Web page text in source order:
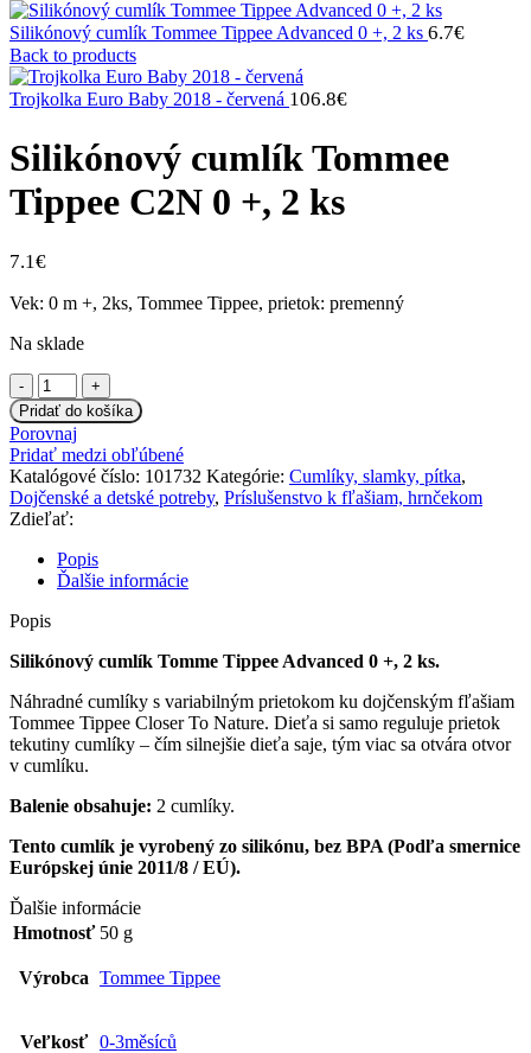
Silikónový cumlík Tommee Tippee Advanced 0 +, 2 ks 6.7€
Back to products
Trojkolka Euro Baby 2018 - červená 106.8€
Silikónový cumlík Tommee
Tippee C2N 0 +, 2 ks
7.1€
Vek: 0 m +, 2ks, Tommee Tippee, prietok: premenný
Na sklade
množstvo
Silikónový
cumlík
Tommee
Tippee
C2N
0
+,
2
ks
Pridať do košíka
Porovnaj
Pridať medzi obľúbené
Katalógové číslo: 101732 Kategórie: Cumlíky, slamky, pítka,
Dojčenské a detské potreby, Príslušenstvo k fľašiam, hrnčekom
Zdieľať:
Popis
Ďalšie informácie
Popis
Silikónový cumlík Tomme Tippee Advanced 0 +, 2 ks.
Náhradné cumlíky s variabilným prietokom ku dojčenským fľašiam
Tommee Tippee Closer To Nature. Dieťa si samo reguluje prietok
tekutiny cumlíky – čím silnejšie dieťa saje, tým viac sa otvára otvor
v cumlíku.
Balenie obsahuje: 2 cumlíky.
Tento cumlík je vyrobený zo silikónu, bez BPA (Podľa smernice
Európskej únie 2011/8 / EÚ).
Ďalšie informácie
Hmotnosť 50 g
Výrobca Tommee Tippee
Veľkosť 0-3měsíců